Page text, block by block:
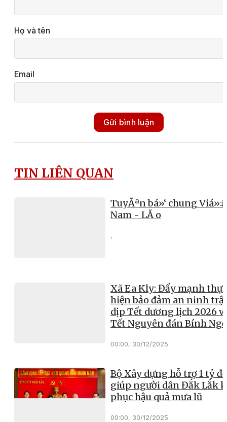
Họ và tên
Email
Gửi bình luận
TIN LIÊN QUAN
TuyĂªn bá»‘ chung
Nam - LĂ o
,
Xã Ea Kly: Đẩy mạnh thực
hiện bảo đảm an ninh
dịp Tết dương lịch 2026
Tết Nguyên đán Bính Ngọ
00:00, 30/12/2025
Bộ Xây dựng hỗ trợ 1 tỷ
giúp người dân Đắk Lắk
phục hậu quả mưa lũ
00:00, 30/12/2025